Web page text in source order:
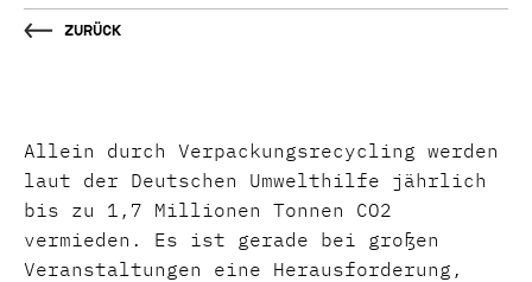
Zurück
Allein durch Verpackungsrecycling werden
laut der Deutschen Umwelthilfe jährlich
bis zu 1,7 Millionen Tonnen CO2
vermieden. Es ist gerade bei großen
Veranstaltungen eine Herausforderung,